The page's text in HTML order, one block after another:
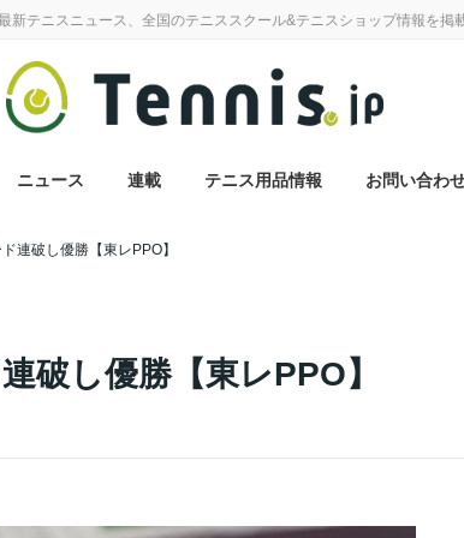
テニスニュース、全国のテニススクール&テニスショップ情報を掲
ニュース 連載 テニス用品情報 お問い合わ
破し優勝【東レPPO】
連破し優勝【東レPPO】